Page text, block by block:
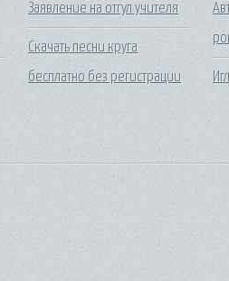
Заявление на отгул учителя
Скачать песни круга
бесплатно без регистрации